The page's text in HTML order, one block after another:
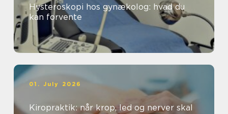
Hysteroskopi hos gynækolog: hvad du
kan forvente
01. July 2026
Kiropraktik: når krop, led og nerver skal